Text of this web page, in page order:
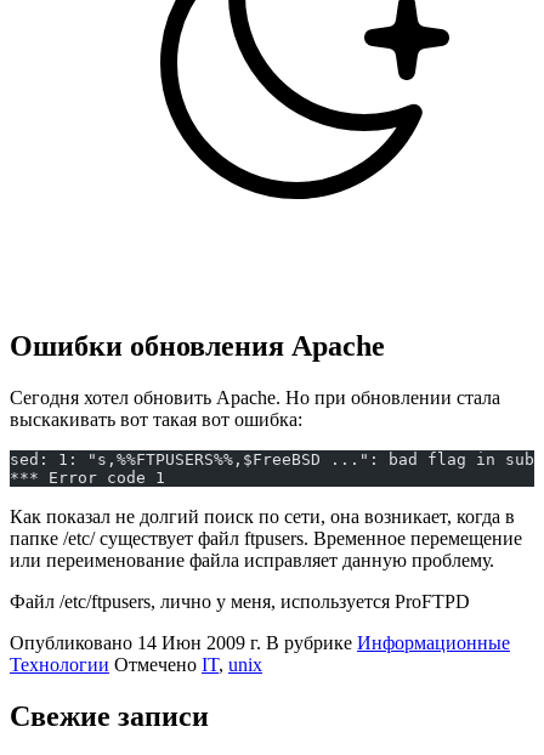
Ошибки обновления Apache
Сегодня хотел обновить Apache. Но при обновлении стала
выскакивать вот такая вот ошибка:
sed: 1: "s,%%FTPUSERS%%,$FreeBSD ...": bad flag in
*** Error code 1
Как показал не долгий поиск по сети, она возникает, когда в
папке /etc/ существует файл ftpusers. Временное перемещение
или переименование файла исправляет данную проблему.
Файл /etc/ftpusers, лично у меня, используется ProFTPD
Опубликовано 14 Июн 2009 г. В рубрике Информационные
Технологии Отмечено IT, unix
Свежие записи